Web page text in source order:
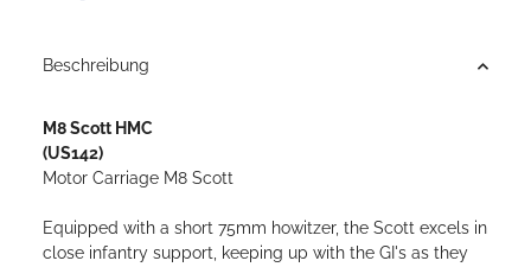
Beschreibung
M8 Scott HMC
(US142)
Motor Carriage M8 Scott
Equipped with a short 75mm howitzer, the Scott excels in
close infantry support, keeping up with the GI's as they